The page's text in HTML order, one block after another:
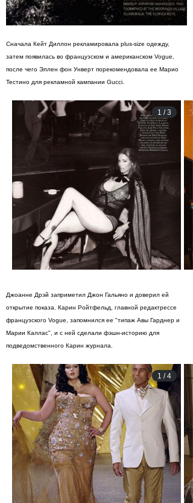
Сначала Кейт Диллон рекламировала plus-size одежду,
затем появилась во французском и американском Vogue,
после чего Эллен фон Унверт порекомендовала ее Марио
Тестино для рекламной кампании Gucci.
1 /3
Джоаннe Дрэй заприметил Джон Гальяно и доверил ей
открытие показа. Карин Ройтфельд, главной редактрессе
французского Vogue, запомнился ее "типаж Авы Гарднер и
Марии Каллас", и с ней сделали фэшн-историю для
подведомственного Карин журнала.
1 /4